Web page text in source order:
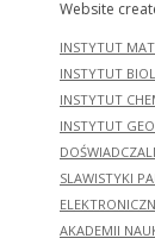
Website
INSTYTUT
INSTYTUT
INSTYTUT
INSTYTUT
SLAWISTYKI
AKADEMII